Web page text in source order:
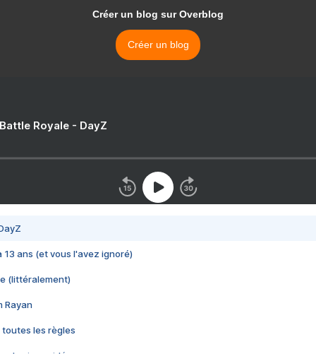
Créer un blog sur Overblog
Créer un blog
Royale - DayZ
13 ans (et vous l'avez ignoré)
(littéralement)
Rayan
toutes les règles